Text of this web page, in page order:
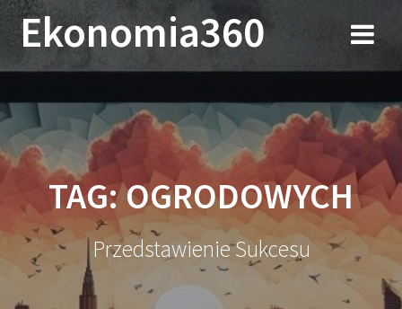
do
treści
Ekonomia360
TAG:OGRODOWYCH
Przedstawienie Sukcesu